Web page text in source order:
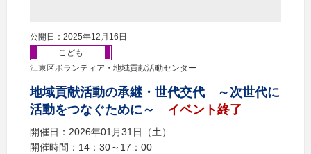
公開日：2025年12月16日
こども
江東区ボランティア・地域貢献活動センター
地域貢献活動の承継・世代交代 ～次世代に
活動をつなぐために～
イベント終了
開催日：2026年01月31日（土）
開催時間：14：30～17：00